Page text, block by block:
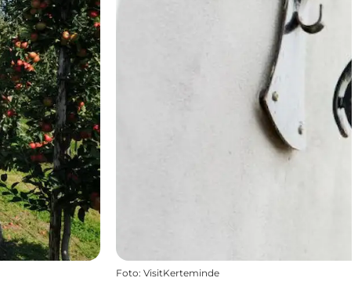
Foto: VisitKerteminde